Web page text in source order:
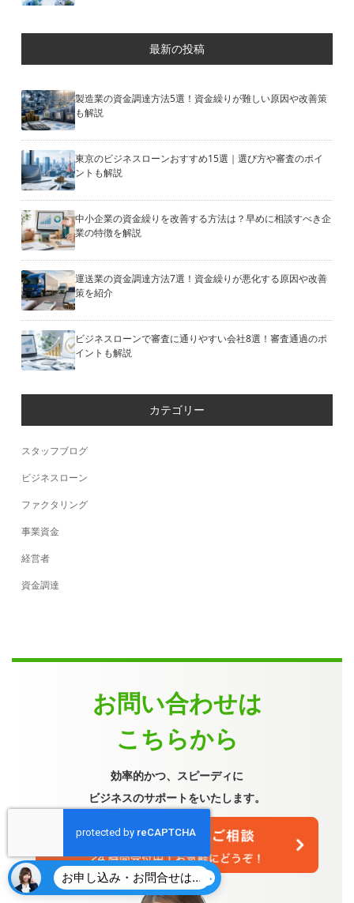
最新の投稿
製造業の資金調達方法5選！資金繰りが難しい原因や改善策
も解説
東京のビジネスローンおすすめ15選｜選び方や審査のポイ
ントも解説
中小企業の資金繰りを改善する方法は？早めに相談すべき企
業の特徴を解説
運送業の資金調達方法7選！資金繰りが悪化する原因や改善
策を紹介
ビジネスローンで審査に通りやすい会社8選！審査通過のポ
イントも解説
カテゴリー
スタッフブログ
ビジネスローン
ファクタリング
事業資金
経営者
資金調達
お問い合わせは
こちらから
効率的かつ、スピーディに
ビジネスのサポートをいたします。
お申し込み・お問合せはこちら